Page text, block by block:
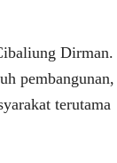
Dirman.
pembangunan,
terutama